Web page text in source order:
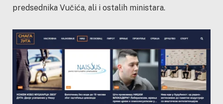
predsednika Vučića, ali i ostalih ministara.